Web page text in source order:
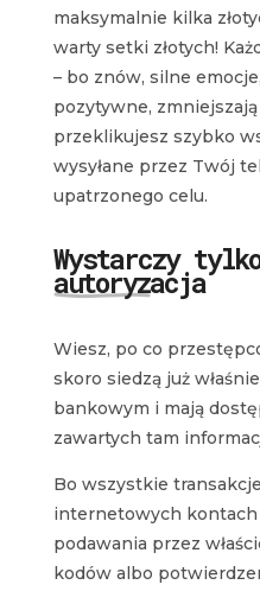
maksymalnie kilka
warty setki złotych!
– bo znów, silne
pozytywne,
przeklikujesz szybko
wysyłane przez Twój
upatrzonego celu.
Wystarczy
autoryzacja
Wiesz, po co
skoro siedzą już
bankowym i mają
zawartych tam
Bo wszystkie
internetowych
podawania przez
kodów albo